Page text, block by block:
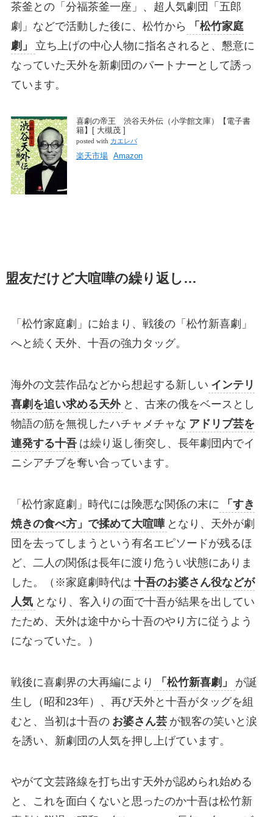
茶釜との「分福茶釜一座」、超人気劇団「五郎
劇」などで活動した後に、松竹から
「松竹家庭
劇」
立ち上げの中心人物に指名されると、懇意に
なっていた天外を新劇団のパートナーとして誘っ
ています。
喜劇の帝王 渋谷天外伝（小学館文庫）【電子書
籍】[ 大槻茂 ]
posted with カエレバ
楽天市場 Amazon
盟友だけど大喧嘩の繰り返し…
「松竹家庭劇」に始まり、戦後の「松竹新喜劇」
へと続く天外、十吾の強力タッグ。
海外の文芸作品などから想起する新しい インテリ
喜劇を追い求める天外 と、古来の俄をベースとし
物語の筋を無視したハチャメチャな アドリブ芸を
連発する十吾 は繰り返し衝突し、長年劇団内でイ
ニシアチブを奪い合っています。
「松竹家庭劇」時代には険悪な関係の末に
「すき
焼きの食べ方」で揉めて大喧嘩 となり、天外が劇
団を去ってしまうという有名エピソードが残るほ
ど、二人の関係は長年に渡り危うい状態にありま
した。（※家庭劇時代は 十吾のお婆さん役などが
人気 となり、客入りの面で十吾が結果を出してい
たため、天外は途中から十吾のやり方に従うよう
になっていた。）
戦後に喜劇界の大再編により 「松竹新喜劇」
が誕
生し（昭和23年）、再び天外と十吾がタッグを組
むと、当初は十吾の お婆さん芸 が観客の笑いと涙
を誘い、新劇団の人気を押し上げています。
やがて文芸路線を打ち出す天外が認められ始める
と、これを面白くないと思ったのか十吾は松竹新